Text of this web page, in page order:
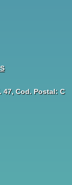
47, Cod. Postal: C